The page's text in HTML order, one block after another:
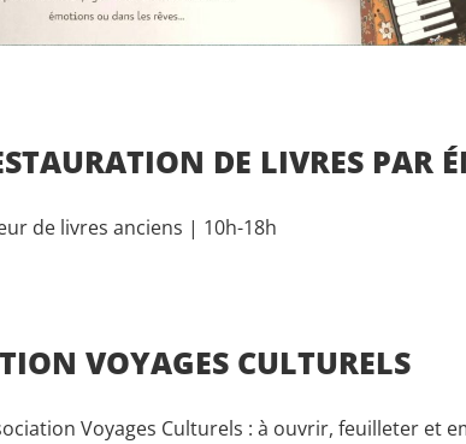
DE LIVRES PAR
de livres anciens | 10h-18h
VOYAGES CULTURELS
Voyages Culturels : à ouvrir, feuilleter et